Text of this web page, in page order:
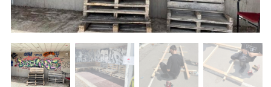
Changer la diapositive actuelle de ce carrousel